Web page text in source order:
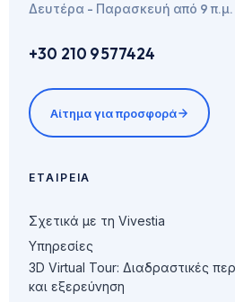
Δευτέρα - Παρασκευή από 9 π.μ.
+30 210 9577424
Αίτημα για προσφορά
ΕΤΑΙΡΕΊΑ
Σχετικά με τη Vivestia
Υπηρεσίες
3D Virtual Tour: Διαδραστικές
και εξερεύνηση